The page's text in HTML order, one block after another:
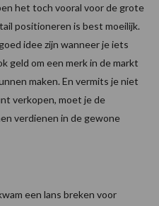
het toch vooral voor de grote
positioneren is best moeilijk.
idee zijn wanneer je iets
geld om een merk in de markt
maken. En vermits je niet
verkopen, moet je de
verdienen in de gewone
een lans breken voor